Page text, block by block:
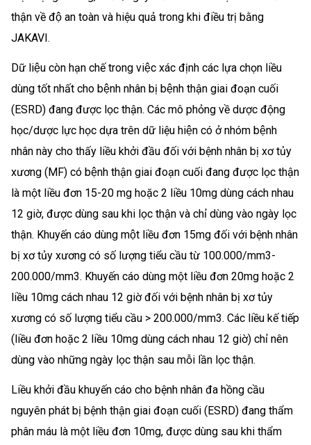
thận về độ an toàn và hiệu quả trong khi điều trị bằng
JAKAVI.
Dữ liệu còn hạn chế trong việc xác định các lựa chọn liều
dùng tốt nhất cho bệnh nhân bị bệnh thận giai đoạn cuối
(ESRD) đang được lọc thận. Các mô phỏng về dược động
học/dược lực học dựa trên dữ liệu hiện có ở nhóm bệnh
nhân này cho thấy liều khởi đầu đối với bệnh nhân bị xơ tủy
xương (MF) có bệnh thận giai đoạn cuối đang được lọc thận
là một liều đơn 15-20 mg hoặc 2 liều 10mg dùng cách nhau
12 giờ, được dùng sau khi lọc thận và chỉ dùng vào ngày lọc
thận. Khuyến cáo dùng một liều đơn 15mg đối với bệnh nhân
bị xơ tủy xương có số lượng tiểu cầu từ 100.000/mm3-
200.000/mm3. Khuyến cáo dùng một liều đơn 20mg hoặc 2
liều 10mg cách nhau 12 giờ đối với bệnh nhân bị xơ tủy
xương có số lượng tiểu cầu > 200.000/mm3. Các liều kế tiếp
(liều đơn hoặc 2 liều 10mg dùng cách nhau 12 giờ) chỉ nên
dùng vào những ngày lọc thận sau mỗi lần lọc thận.
Liều khởi đầu khuyến cáo cho bệnh nhân đa hồng cầu
nguyên phát bị bệnh thận giai đoạn cuối (ESRD) đang thẩm
phân máu là một liều đơn 10mg, được dùng sau khi thẩm